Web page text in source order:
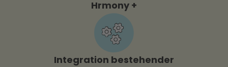
Hrmony +
Integration bestehender